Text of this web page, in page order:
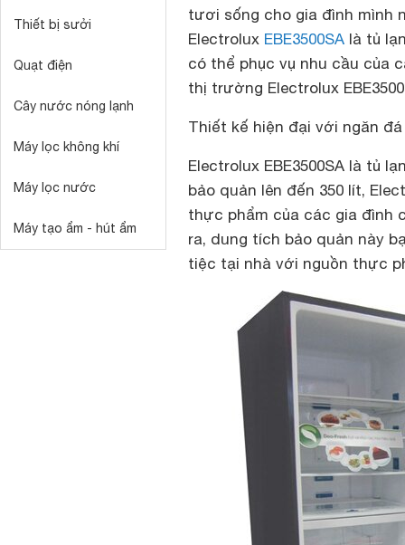
Thiết bị sưởi
Quạt điện
Cây nước nóng lạnh
Máy lọc không khí
Máy lọc nước
Máy tạo ẩm - hút ẩm
tươi sống cho gia đình mình
Electrolux EBE3500SA là tủ
có thể phục vụ nhu cầu của
thị trường Electrolux
Thiết kế hiện đại với ngăn
Electrolux EBE3500SA là tủ
bảo quản lên đến 350 lít,
thực phẩm của các gia đình
ra, dung tích bảo quản này
tiệc tại nhà với nguồn thực